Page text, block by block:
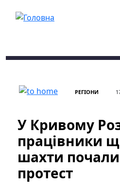
РЕГІОНИ
У Кривому
працівники
шахти
протест